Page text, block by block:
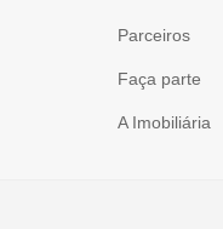
Parceiros
Faça parte
A Imobiliária